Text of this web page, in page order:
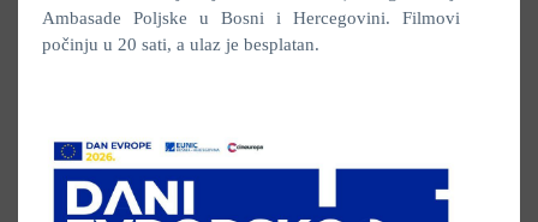
Ambasade Poljske u Bosni i Hercegovini. Filmovi
počinju u 20 sati, a ulaz je besplatan.